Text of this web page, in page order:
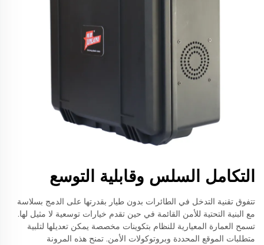
التكامل السلس وقابلية التوسع
تتفوق تقنية التدخل في الطائرات بدون طيار بقدرتها على الدمج بسلاسة
مع البنية التحتية للأمن القائمة في حين تقدم خيارات توسعية لا مثيل لها.
تسمح العمارة المعيارية للنظام بتكوينات مخصصة يمكن تعديلها لتلبية
متطلبات الموقع المحددة وبروتوكولات الأمن. تمنح هذه المرونة